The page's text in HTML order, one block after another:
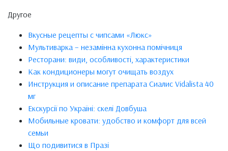
Другое
Вкусные рецепты с чипсами «Люкс»
Мультиварка – незамінна кухонна помічниця
Ресторани: види, особливості, характеристики
Как кондиционеры могут очищать воздух
Инструкция и описание препарата Сиалис Vidalista 40
мг
Екскурсії по Україні: скелі Довбуша
Мобильные кровати: удобство и комфорт для всей
семьи
Що подивитися в Празі